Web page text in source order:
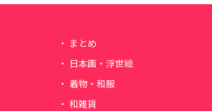
まとめ
日本画・浮世絵
着物・和服
和雑貨